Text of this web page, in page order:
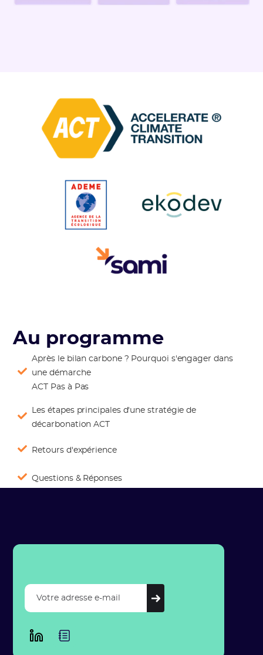
Au programme
Après le bilan carbone ? Pourquoi s'engager dans
une démarche
ACT Pas à Pas
Les étapes principales d'une stratégie de
décarbonation ACT
Retours d'expérience
Questions & Réponses